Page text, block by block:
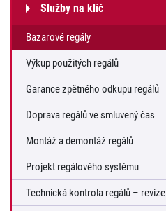
Služby na klíč
Bazarové regály
Výkup použitých regálů
Garance zpětného odkupu regálů
Doprava regálů ve smluvený čas
Montáž a demontáž regálů
Projekt regálového systému
Technická kontrola regálů – revize